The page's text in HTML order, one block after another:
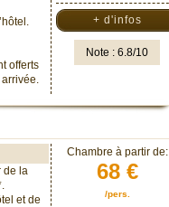
offerts
+ d'infos
Note : 6.8/10
de la
et de
Chambre à partir de:
68 €
/pers.